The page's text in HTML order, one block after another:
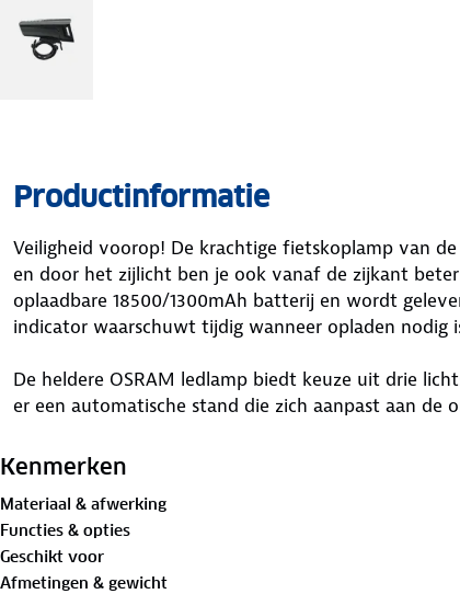
Productinformatie
Veiligheid voorop! De krachtige fietskoplamp van
en door het zijlicht ben je ook vanaf de zijkant
oplaadbare 18500/1300mAh batterij en wordt
indicator waarschuwt tijdig wanneer opladen nodig
De heldere OSRAM ledlamp biedt keuze uit drie
er een automatische stand die zich aanpast aan de
stuur met de beugel. Zo ga je met een goed gevoel
Gewicht: 120 gram
Afmeting: 9 x 4 x 8 cm
Materiaal: ABS, nylon, rubber
Kenmerken
Materiaal & afwerking
Functies & opties
Geschikt voor
Afmetingen & gewicht